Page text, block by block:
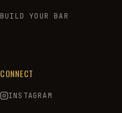
BUILD YOUR BAR
CONNECT
INSTAGRAM